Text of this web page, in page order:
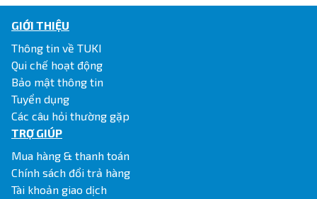
GIỚI THIỆU
Thông tin về TUKI
Qui chế hoạt động
Bảo mật thông tin
Tuyển dụng
Các câu hỏi thường gặp
TRỢ GIÚP
Mua hàng & thanh toán
Chính sách đổi trả hàng
Tài khoản giao dịch